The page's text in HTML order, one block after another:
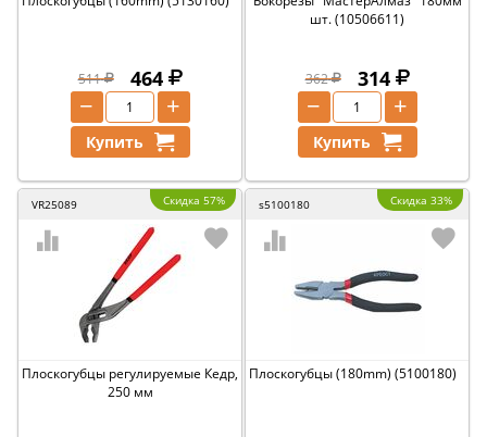
511 464
+
−
Купить
шт. (10506611)
362 314
+
−
Купить
VR25089 Скидка 57%
Плоскогубцы регулируемые Кедр,
250 мм
s5100180 Скидка 33%
Плоскогубцы (180mm) (5100180)